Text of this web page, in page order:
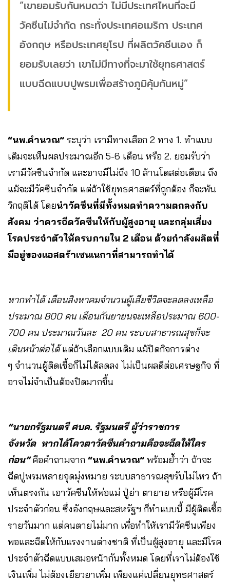
“เขายอมรับกันหมดว่า ไม่มีประเทศไหนที่จะมี
วัคซีนไม่จำกัด กระทั่งประเทศอเมริกา ประเทศ
อังกฤษ หรือประเทศยุโรป ที่ผลิตวัคซีนเอง ก็
ยอมรับเลยว่า เขาไม่มีทางที่จะมาใช้ยุทธศาสตร์
แบบฉีดแบบปูพรมเพื่อสร้างภูมิคุ้มกันหมู่”
“นพ.คำนวณ” ระบุว่า เรามีทางเลือก 2 ทาง 1. ทำแบบ
เดิมจะเห็นผลประมาณอีก 5-6 เดือน หรือ 2. ยอมรับว่า
เรามีวัคซีนจำกัด และอาจมีไม่ถึง 10 ล้านโดสต่อเดือน ถึง
แม้จะมีวัคซีนจำกัด แต่ถ้าใช้ยุทธศาสตร์ที่ถูกต้อง ก็จะพ้น
วิกฤติได้ โดยนำวัคซีนที่มีทั้งหมดทำความตกลงกับ
สังคม ว่าควรฉีดวัคซีนให้กับผู้สูงอายุ และกลุ่มเสี่ยง
โรคประจำตัวให้ครบภายใน 2 เดือน ด้วยกำลังผลิตที่
มีอยู่ของแอสตร้าเซนเนกาที่สามารถทำได้
หากทำได้ เดือนสิงหาคมจำนวนผู้เสียชีวิตจะลดลงเหลือ
ประมาณ 800 คน เดือนกันยายนจะเหลือประมาณ 600-
700 คน ประมาณวันละ 20 คน ระบบสาธารณสุขก็จะ
เดินหน้าต่อได้แต่ถ้าเลือกแบบเดิม แม้ปิดกิจการต่าง
ๆ จำนวนผู้ติดเชื้อก็ไม่ได้ลดลง ไม่เป็นผลดีต่อเศรษฐกิจ ที่
อาจไม่จำเป็นต้องปิดมากขึ้น
“นายกรัฐมนตรี ศบค. รัฐมนตรี ผู้ว่าราชการ
จังหวัด หากได้โควตาวัคซีนคำถามคือจะฉีดให้ใคร
ก่อน”คือคำถามจาก “นพ.คำนวณ” พร้อมย้ำว่า ถ้าจะ
ฉีดปูพรมหลายจุดมุ่งหมาย ระบบสาธารณสุขรับไม่ไหว ถ้า
เห็นตรงกัน เอาวัคซีนให้พ่อแม่ ปู่ย่า ตายาย หรือผู้มีโรค
ประจำตัวก่อน ซึ่งอังกฤษและสหรัฐฯ ก็ทำแบบนี้ มีผู้ติดเชื้อ
รายวันมาก แต่คนตายไม่มาก เพื่อทำให้เรามีวัคซีนเพียง
พอและฉีดให้กับแรงงานต่างชาติ ที่เป็นผู้สูงอายุ และมีโรค
ประจำตัวฉีดแบบเสมอหน้ากันทั้งหมด โดยที่เราไม่ต้องใช้
เงินเพิ่ม ไม่ต้องเยียวยาเพิ่ม เพียงแค่เปลี่ยนยุทธศาสตร์